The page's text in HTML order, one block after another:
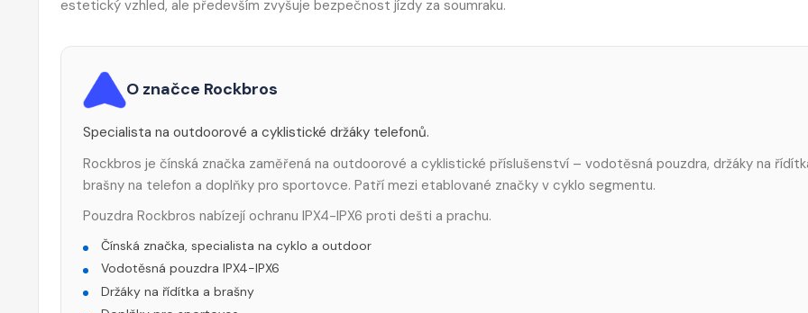
estetický vzhled, ale především zvyšuje bezpečnost jízdy za soumraku.
O značce Rockbros
Specialista na outdoorové a cyklistické držáky telefonů.
Rockbros je čínská značka zaměřená na outdoorové a cyklistické příslušenství – vodotěsná pouzdra, držáky na
brašny na telefon a doplňky pro sportovce. Patří mezi etablované značky v cyklo segmentu.
Pouzdra Rockbros nabízejí ochranu IPX4-IPX6 proti dešti a prachu.
Čínská značka, specialista na cyklo a outdoor
Vodotěsná pouzdra IPX4-IPX6
Držáky na řídítka a brašny